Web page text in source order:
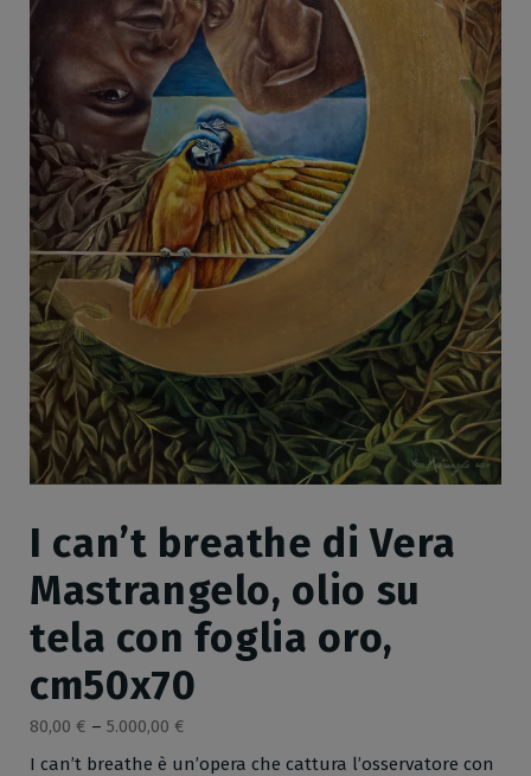
I can’t breathe di Vera
Mastrangelo, olio su
tela con foglia oro,
cm50x70
80,00 € – 5.000,00 €
I can’t breathe è un’opera che cattura l’osservatore con